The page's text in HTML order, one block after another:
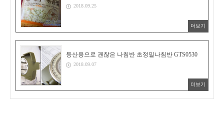
2018.09.25
더보기
등산용으로 괜찮은 나침반 초정밀나침반 GTS0530
2018.09.07
더보기